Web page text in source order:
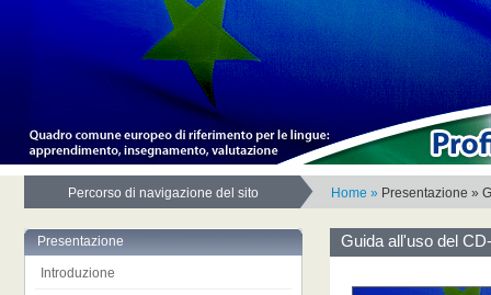
Percorso di navigazione del sito Home » Presentazione »
Presentazione
Introduzione
Guida all'uso del